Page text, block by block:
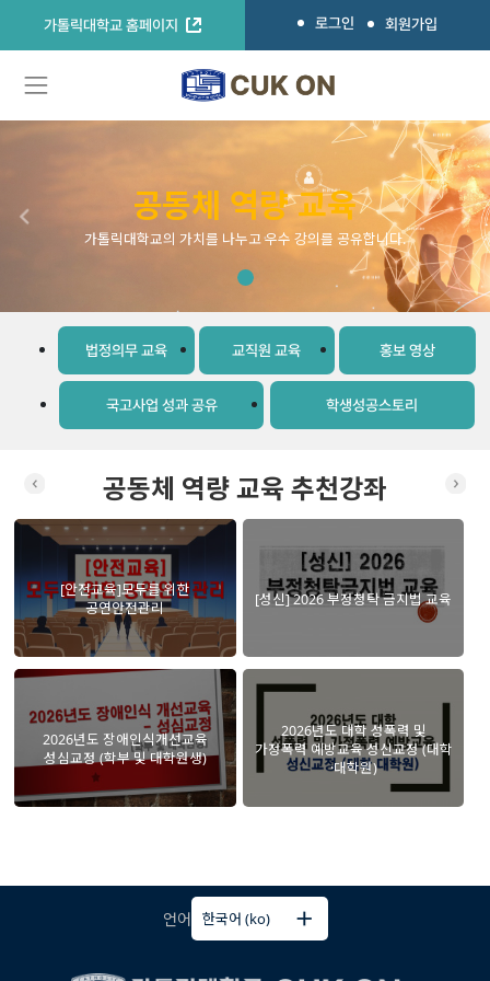
가톨릭대학교 홈페이지 로그인 회원가입
공동체 역량 교육
가톨릭대학교의 가치를 나누고 우수 강의를 공유합니다.
Previous
법정의무 교육 교직원 교육 홍보 영상
국고사업 성과 공유 학생성공스토리
공동체 역량 교육 추천강좌
[안전교육]모두를 위한
공연안전관리
[성신] 2026 부정청탁 금지법 교육
2026년도 장애인식개선교육
성심교정 (학부 및 대학원생)
2026년도 대학 성폭력 및
가정폭력 예방교육 성신교정 (대학
·대학원)
언어 한국어 (ko)